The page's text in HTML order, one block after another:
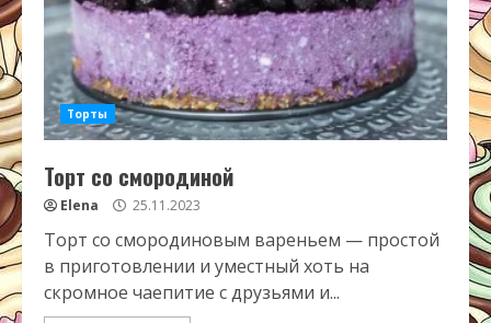
Торты
Торт со смородиной
Elena 25.11.2023
Торт со смородиновым вареньем — простой
в приготовлении и уместный хоть на
скромное чаепитие с друзьями и...